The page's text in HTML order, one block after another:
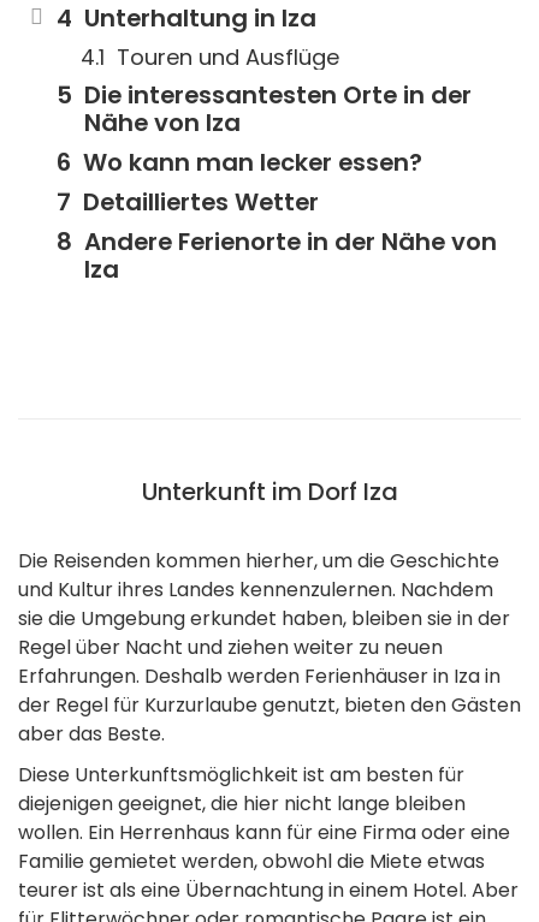
Unterhaltung in Iza
Touren und Ausflüge
Die interessantesten Orte in der
Nähe von Iza
Wo kann man lecker essen?
Detailliertes Wetter
Andere Ferienorte in der Nähe von
Iza
Unterkunft im Dorf Iza
Die Reisenden kommen hierher, um die Geschichte
und Kultur ihres Landes kennenzulernen. Nachdem
sie die Umgebung erkundet haben, bleiben sie in der
Regel über Nacht und ziehen weiter zu neuen
Erfahrungen. Deshalb werden Ferienhäuser in Iza in
der Regel für Kurzurlaube genutzt, bieten den Gästen
aber das Beste.
Diese Unterkunftsmöglichkeit ist am besten für
diejenigen geeignet, die hier nicht lange bleiben
wollen. Ein Herrenhaus kann für eine Firma oder eine
Familie gemietet werden, obwohl die Miete etwas
teurer ist als eine Übernachtung in einem Hotel. Aber